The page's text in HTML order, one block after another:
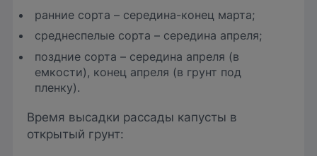
ранние сорта – середина-конец марта;
среднеспелые сорта – середина апреля;
поздние сорта – середина апреля (в
емкости), конец апреля (в грунт под
пленку).
Время высадки рассады капусты в
открытый грунт: